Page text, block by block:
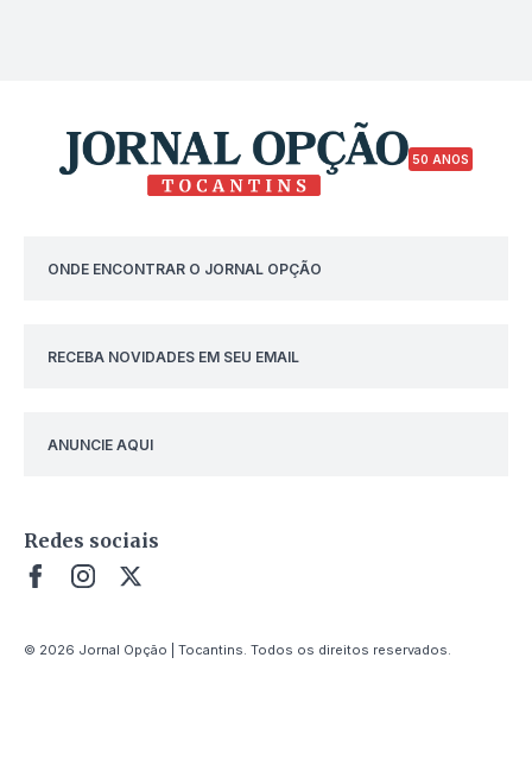
50 ANOS
ONDE ENCONTRAR O JORNAL OPÇÃO
RECEBA NOVIDADES EM SEU EMAIL
ANUNCIE AQUI
Redes sociais
© 2026 Jornal Opção | Tocantins. Todos os direitos reservados.